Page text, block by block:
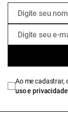
Ao me cadastrar,
uso e privacidade